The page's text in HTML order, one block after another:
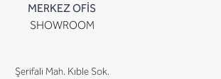
MERKEZ OFİS
SHOWROOM
Şerifali Mah. Kıble Sok.